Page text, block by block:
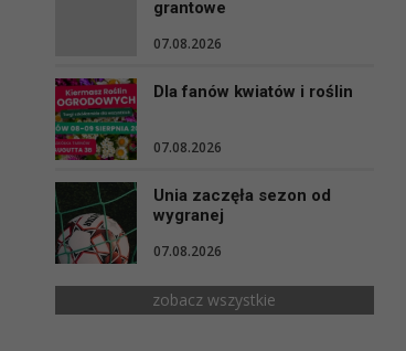
grantowe
07.08.2026
Dla fanów kwiatów i roślin
07.08.2026
Unia zaczęła sezon od
wygranej
07.08.2026
zobacz wszystkie